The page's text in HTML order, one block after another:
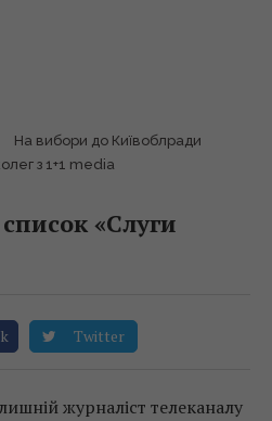
На вибори до Київоблради
з 1+1 media
«Слуги
Twitter
журналіст телеканалу